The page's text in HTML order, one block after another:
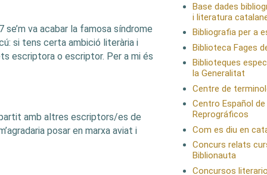
va acabar la famosa síndrome
si tens certa ambició literària i
escriptora o escriptor. Per a mi és
amb altres escriptors/es de
posar en marxa aviat i
Base dades
i literatura
Bibliografia per a
Biblioteca Fages
Biblioteques
la Generalitat
Centre de
Centro Español
Reprográficos
Com es diu en
Concurs relats
Biblionauta
Concursos